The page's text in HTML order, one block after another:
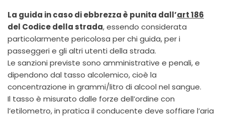
La guida in caso di ebbrezza è punita dall’art 186
del Codice della strada, essendo considerata
particolarmente pericolosa per chi guida, per i
passeggeri e gli altri utenti della strada.
Le sanzioni previste sono amministrative e penali, e
dipendono dal tasso alcolemico, cioè la
concentrazione in grammi/litro di alcool nel sangue.
Il tasso è misurato dalle forze dell’ordine con
l’etilometro, in pratica il conducente deve soffiare l’aria